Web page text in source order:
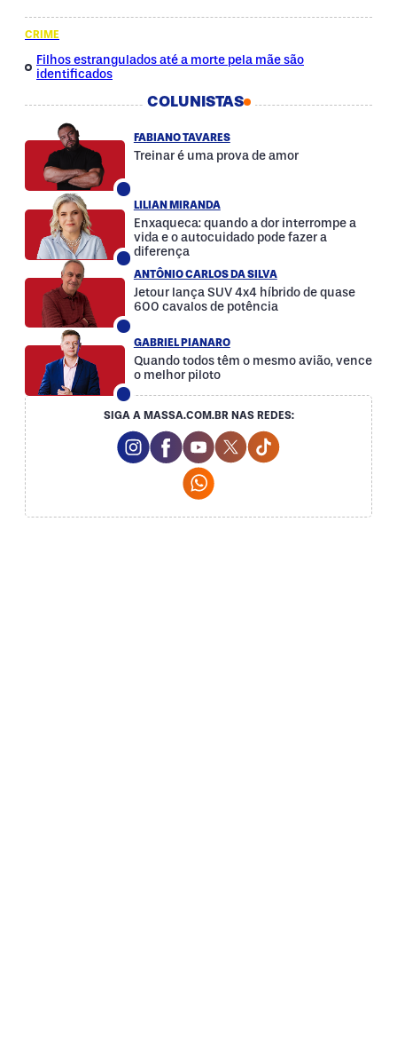
CRIME
Filhos estrangulados até a morte pela mãe são
identificados
COLUNISTAS
FABIANO TAVARES
Treinar é uma prova de amor
LILIAN MIRANDA
Enxaqueca: quando a dor interrompe a
vida e o autocuidado pode fazer a
diferença
ANTÔNIO CARLOS DA SILVA
Jetour lança SUV 4x4 híbrido de quase
600 cavalos de potência
GABRIEL PIANARO
Quando todos têm o mesmo avião, vence
o melhor piloto
SIGA A MASSA.COM.BR NAS REDES:
Instagram Social Media
Facebook Social Media
Youtube Social Media
Twitter Social Media
Tiktok Social